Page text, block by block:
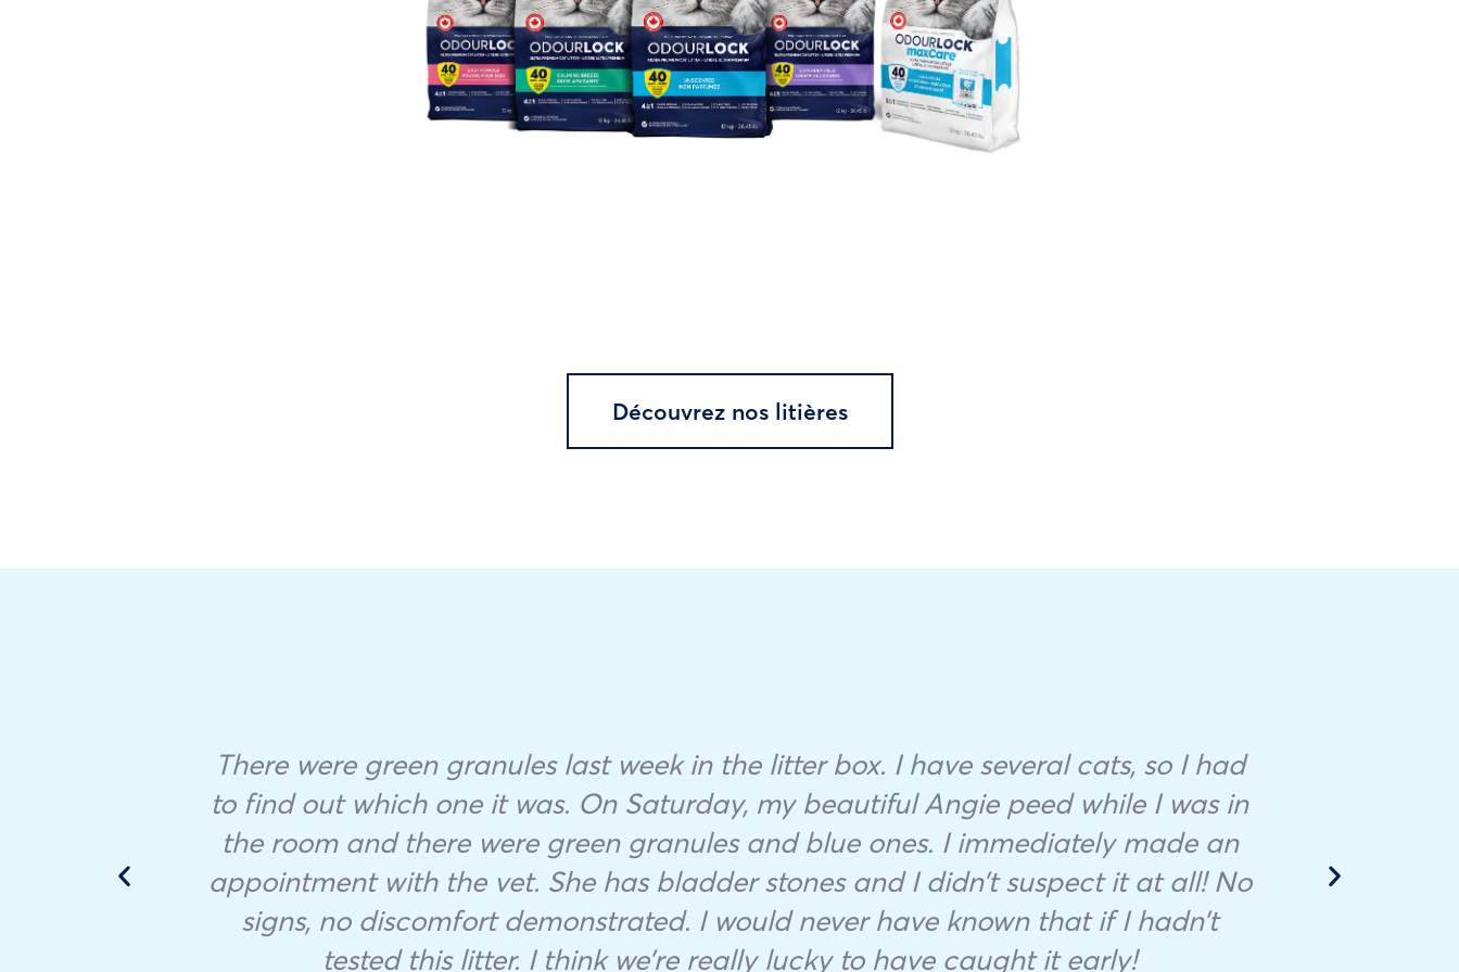
Découvrez nos litières
There were green granules last week in the litter box. I have several cats, so I had
to find out which one it was. On Saturday, my beautiful Angie peed while I was in
the room and there were green granules and blue ones. I immediately made an
appointment with the vet. She has bladder stones and I didn’t suspect it at all! No
signs, no discomfort demonstrated. I would never have known that if I hadn’t
tested this litter. I think we’re really lucky to have caught it early!